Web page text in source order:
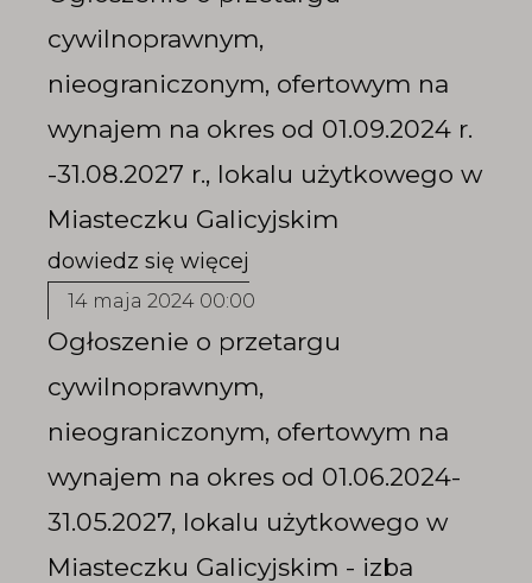
cywilnoprawnym,
nieograniczonym, ofertowym na
wynajem na okres od 01.09.2024 r.
-31.08.2027 r., lokalu użytkowego w
Miasteczku Galicyjskim
14 maja 2024 00:00
Ogłoszenie o przetargu
cywilnoprawnym,
nieograniczonym, ofertowym na
wynajem na okres od 01.06.2024-
31.05.2027, lokalu użytkowego w
Miasteczku Galicyjskim - izba